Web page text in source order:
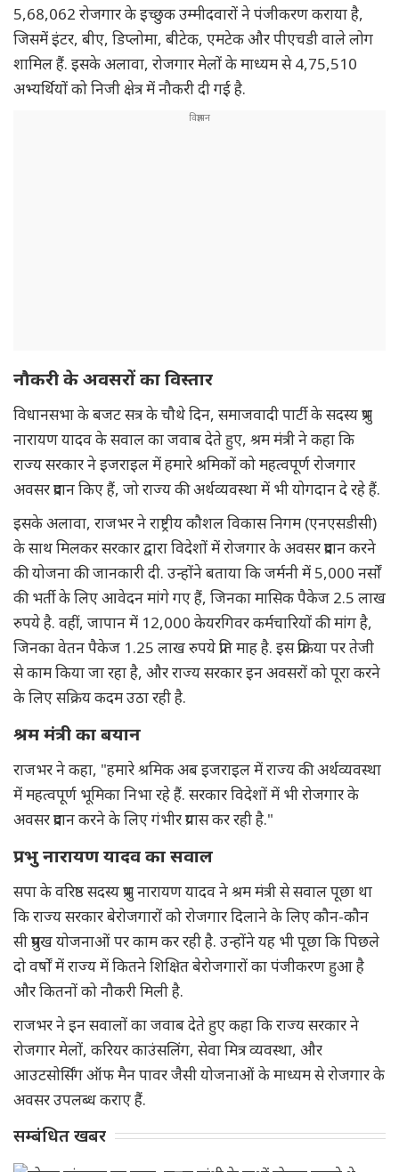
5,68,062 रोजगार के इच्छुक उम्मीदवारों ने पंजीकरण कराया है,
जिसमें इंटर, बीए, डिप्लोमा, बीटेक, एमटेक और पीएचडी वाले लोग
शामिल हैं. इसके अलावा, रोजगार मेलों के माध्यम से 4,75,510
अभ्यर्थियों को निजी क्षेत्र में नौकरी दी गई है.
नौकरी के अवसरों का विस्तार
विधानसभा के बजट सत्र के चौथे दिन, समाजवादी पार्टी के सदस्य प्रभु
नारायण यादव के सवाल का जवाब देते हुए, श्रम मंत्री ने कहा कि
राज्य सरकार ने इजराइल में हमारे श्रमिकों को महत्वपूर्ण रोजगार
अवसर प्रदान किए हैं, जो राज्य की अर्थव्यवस्था में भी योगदान दे रहे हैं.
इसके अलावा, राजभर ने राष्ट्रीय कौशल विकास निगम (एनएसडीसी)
के साथ मिलकर सरकार द्वारा विदेशों में रोजगार के अवसर प्रदान करने
की योजना की जानकारी दी. उन्होंने बताया कि जर्मनी में 5,000 नर्सों
की भर्ती के लिए आवेदन मांगे गए हैं, जिनका मासिक पैकेज 2.5 लाख
रुपये है. वहीं, जापान में 12,000 केयरगिवर कर्मचारियों की मांग है,
जिनका वेतन पैकेज 1.25 लाख रुपये प्रति माह है. इस प्रक्रिया पर तेजी
से काम किया जा रहा है, और राज्य सरकार इन अवसरों को पूरा करने
के लिए सक्रिय कदम उठा रही है.
श्रम मंत्री का बयान
राजभर ने कहा, "हमारे श्रमिक अब इजराइल में राज्य की अर्थव्यवस्था
में महत्वपूर्ण भूमिका निभा रहे हैं. सरकार विदेशों में भी रोजगार के
अवसर प्रदान करने के लिए गंभीर प्रयास कर रही है."
प्रभु नारायण यादव का सवाल
सपा के वरिष्ठ सदस्य प्रभु नारायण यादव ने श्रम मंत्री से सवाल पूछा था
कि राज्य सरकार बेरोजगारों को रोजगार दिलाने के लिए कौन-कौन
सी प्रमुख योजनाओं पर काम कर रही है. उन्होंने यह भी पूछा कि पिछले
दो वर्षों में राज्य में कितने शिक्षित बेरोजगारों का पंजीकरण हुआ है
और कितनों को नौकरी मिली है.
राजभर ने इन सवालों का जवाब देते हुए कहा कि राज्य सरकार ने
रोजगार मेलों, करियर काउंसलिंग, सेवा मित्र व्यवस्था, और
आउटसोर्सिंग ऑफ मैन पावर जैसी योजनाओं के माध्यम से रोजगार के
अवसर उपलब्ध कराए हैं.
सम्बंधित खबर